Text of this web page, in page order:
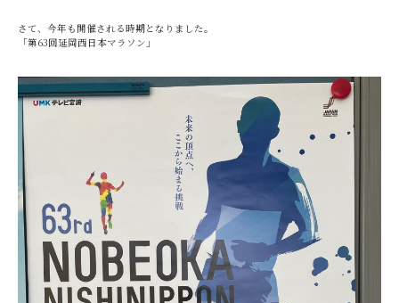
さて、今年も開催される時期となりました。
「第63回延岡西日本マラソン」